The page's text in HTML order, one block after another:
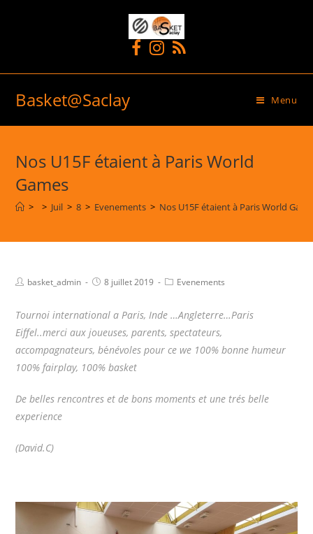
Basket@Saclay Menu
Nos U15F étaient à Paris World
Games
> > Juil > 8 > Evenements > Nos U15F étaient à Paris World
basket_admin 8 juillet 2019 Evenements
Tournoi international a Paris, Inde …Angleterre…Paris
Eiffel..merci aux joueuses, parents, spectateurs,
accompagnateurs, bénévoles pour ce we 100% bonne humeur
100% fairplay, 100% basket
De belles rencontres et de bons moments et une trés belle
experience
(David.C)